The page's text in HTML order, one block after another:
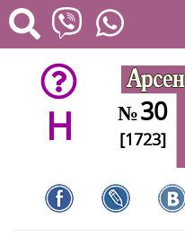
H №30
[1723]